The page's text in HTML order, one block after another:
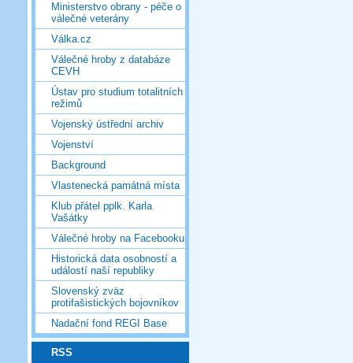
Ministerstvo obrany - péče o
válečné veterány
Válka.cz
Válečné hroby z databáze
CEVH
Ústav pro studium totalitních
režimů
Vojenský ústřední archiv
Vojenství
Background
Vlastenecká památná místa
Klub přátel pplk. Karla
Vašátky
Válečné hroby na Facebooku
Historická data osobností a
událostí naší republiky
Slovenský zväz
protifašistických bojovníkov
Nadační fond REGI Base
RSS